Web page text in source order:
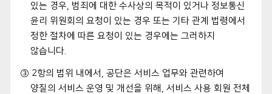
있는 경우, 범죄에 대한 수사상의 목적이 있거나 정보통신
윤리 위원회의 요청이 있는 경우 또는 기타 관계 법령에서
정한 절차에 따른 요청이 있는 경우에는 그러하지
않습니다.
③ 2항의 범위 내에서, 공단은 서비스 업무와 관련하여
양질의 서비스 운영 및 개선을 위해, 서비스 사용 회원 전체